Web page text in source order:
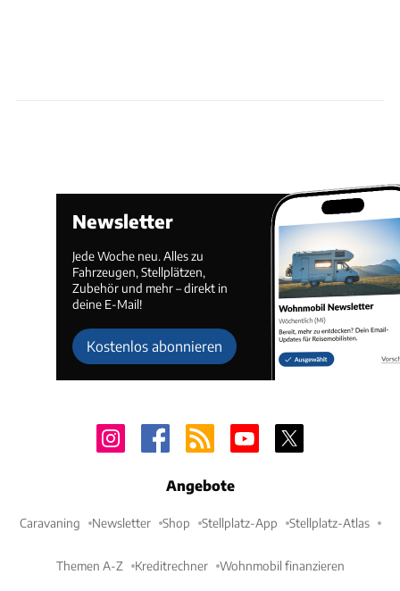
Newsletter
Jede Woche neu. Alles zu
Fahrzeugen, Stellplätzen,
Zubehör und mehr – direkt in
deine E-Mail!
Kostenlos abonnieren
Angebote
Caravaning Newsletter Shop Stellplatz-App Stellplatz-Atlas
Themen A-Z Kreditrechner Wohnmobil finanzieren